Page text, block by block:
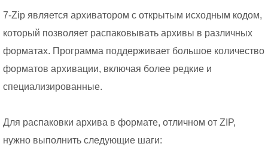
7-Zip является архиватором с открытым исходным кодом,
который позволяет распаковывать архивы в различных
форматах. Программа поддерживает большое количество
форматов архивации, включая более редкие и
специализированные.
Для распаковки архива в формате, отличном от ZIP,
нужно выполнить следующие шаги: